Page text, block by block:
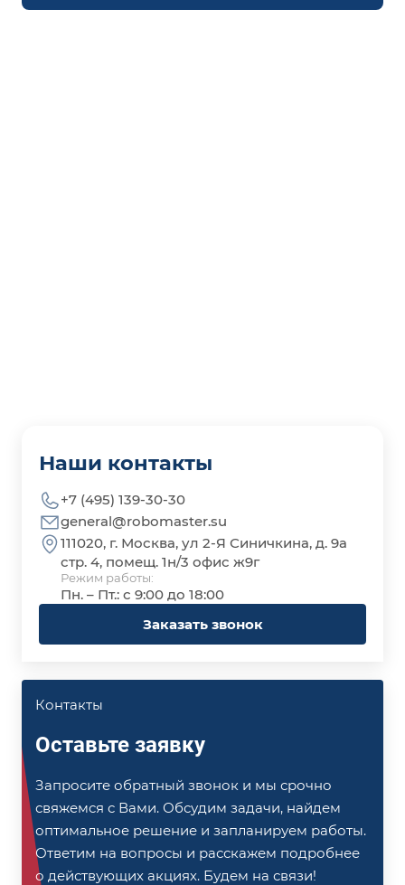
Наши контакты
+7 (495) 139-30-30
general@robomaster.su
111020, г. Москва, ул 2-Я Синичкина, д. 9а
стр. 4, помещ. 1н/3 офис ж9г
Режим работы:
Пн. – Пт.: с 9:00 до 18:00
Заказать звонок
Контакты
Оставьте заявку
Запросите обратный звонок и мы срочно
свяжемся с Вами. Обсудим задачи, найдем
оптимальное решение и запланируем работы.
Ответим на вопросы и расскажем подробнее
о действующих акциях. Будем на связи!